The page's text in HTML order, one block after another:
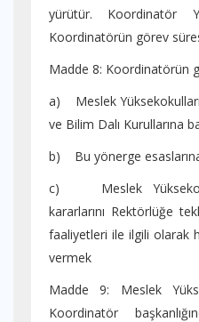
yürütür. Koordinatör
Koordinatörün görev süresi
Madde 8: Koordinatörün
a) Meslek
ve Bilim Dalı Kurullarına
b) Bu yönerge
c) Meslek
kararlarını Rektörlüğe
faaliyetleri ile ilgili olarak
vermek
Madde 9: Meslek
Koordinatör